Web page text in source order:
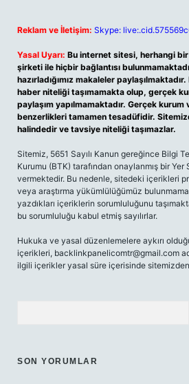
Reklam ve İletişim: Skype:
Yasal Uyarı: Bu internet sitesi, herhangi
şirketi ile hiçbir bağlantısı
hazırladığımız makaleler
haber niteliği taşımamakta olup, gerçek
paylaşım yapılmamaktadır. Gerçek
benzerlikleri tamamen tesadüfidir.
halindedir ve tavsiye niteliği taşımazlar.
Sitemiz, 5651 Sayılı Kanun gereğince Bilgi
Kurumu (BTK) tarafından onaylanmış bir Yer
vermektedir. Bu nedenle, sitedeki içerikleri
veya araştırma yükümlülüğümüz
yazdıkları içeriklerin sorumluluğunu
bu sorumluluğu kabul etmiş sayılırlar.
Hukuka ve yasal düzenlemelere aykırı
içerikleri, backlinkpanelicomtr@gmail.com
ilgili içerikler yasal süre içerisinde sitemizden
SON YORUMLAR